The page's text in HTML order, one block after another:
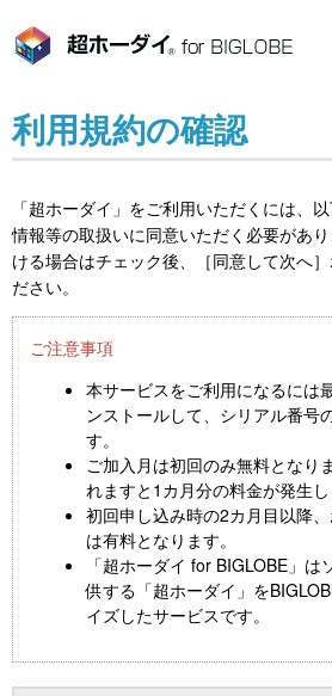
利用規約の確認
「超ホーダイ」をご利用いただくには、
情報等の取扱いに同意いただく必要があ
ける場合はチェック後、［同意して次へ
ださい。
ご注意事項
本サービスをご利用になるには
ンストールして、シリアル番号
す。
ご加入月は初回のみ無料となり
れますと1カ月分の料金が発生し
初回申し込み時の2カ月目以降
は有料となります。
「超ホーダイ for BIGLOBE」
供する「超ホーダイ」を
イズしたサービスです。